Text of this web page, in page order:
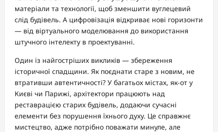
матеріали та технології, щоб зменшити вуглецевий
слід будівель. А цифровізація відкриває нові горизонти
— від віртуального моделювання до використання
штучного інтелекту в проектуванні.
Один із найгостріших викликів — збереження
історичної спадщини. Як поєднати старе з новим, не
втративши автентичності? У багатьох містах, як-от у
Києві чи Парижі, архітектори працюють над
реставрацією старих будівель, додаючи сучасні
елементи без порушення їхнього духу. Це справжнє
мистецтво, адже потрібно поважати минуле, але